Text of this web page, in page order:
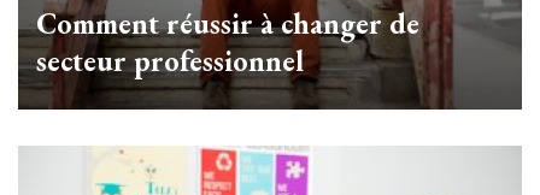
Comment réussir à changer de
secteur professionnel